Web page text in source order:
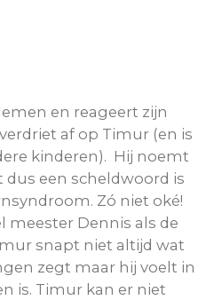
en reageert zijn
af op Timur (en is
kinderen). Hij noemt
dus een scheldwoord is
Zó niet oké!
meester Dennis als de
snapt niet altijd wat
zegt maar hij voelt in
is. Timur kan er niet